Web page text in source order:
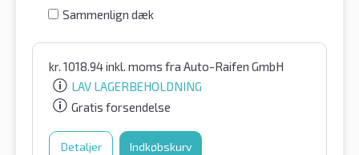
Sammenlign dæk
kr. 1018.94inkl. moms fra Auto-Raifen GmbH
LAV LAGERBEHOLDNING
Gratis forsendelse
Detaljer Indkøbskurv